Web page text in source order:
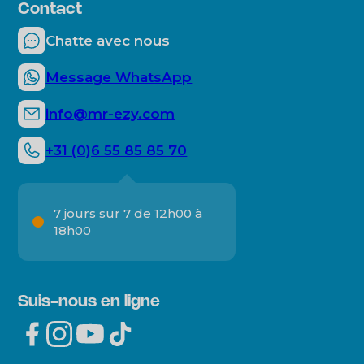
Comment fonctionne le Mr. E-ZY ?
Durabilité
Mr. E-ZY moments
Contact
Chatte avec nous
Message WhatsApp
info@mr-ezy.com
+31 (0)6 55 85 85 70
7 jours sur 7 de 12h00 à
18h00
Suis-nous en ligne